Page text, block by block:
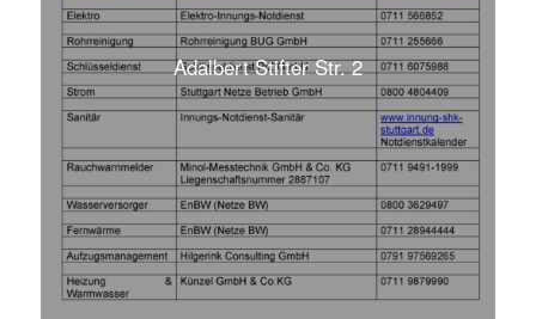
Adalbert Stifter Str. 2